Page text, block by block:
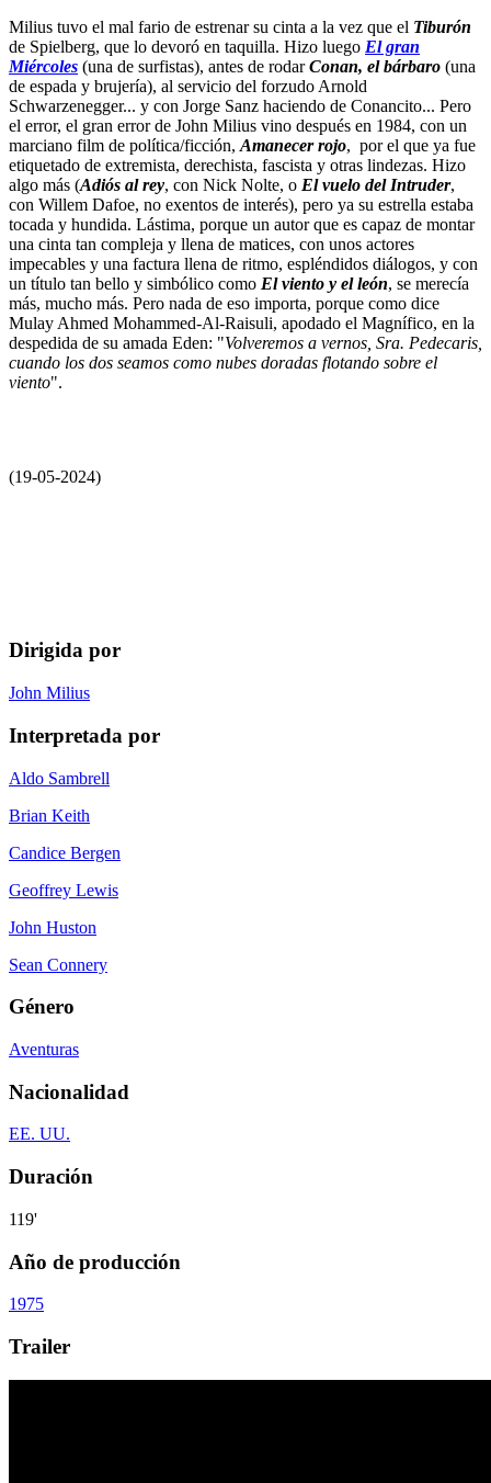
Milius tuvo el mal fario de estrenar su cinta a la vez que el Tiburón
de Spielberg, que lo devoró en taquilla. Hizo luego El gran
Miércoles (una de surfistas), antes de rodarConan, el bárbaro (una
de espada y brujería), al servicio del forzudo Arnold
Schwarzenegger... y con Jorge Sanz haciendo de Conancito... Pero
el error, el gran error de John Milius vino después en 1984, con un
marciano film de política/ficción, Amanecer rojo, por el que ya fue
etiquetado de extremista, derechista, fascista y otras lindezas. Hizo
algo más (Adiós al rey, con Nick Nolte, o El vuelo del Intruder,
con Willem Dafoe, no exentos de interés), pero ya su estrella estaba
tocada y hundida. Lástima, porque un autor que es capaz de montar
una cinta tan compleja y llena de matices, con unos actores
impecables y una factura llena de ritmo, espléndidos diálogos, y con
un título tan bello y simbólico como El viento y el león, se merecía
más, mucho más. Pero nada de eso importa, porque como dice
Mulay Ahmed Mohammed-Al-Raisuli, apodado el Magnífico, en la
despedida de su amada Eden: "Volveremos a vernos, Sra. Pedecaris,
cuando los dos seamos como nubes doradas flotando sobre el
viento".
(19-05-2024)
Dirigida por
John Milius
Interpretada por
Aldo Sambrell
Brian Keith
Candice Bergen
Geoffrey Lewis
John Huston
Sean Connery
Género
Aventuras
Nacionalidad
EE. UU.
Duración
119'
Año de producción
1975
Trailer